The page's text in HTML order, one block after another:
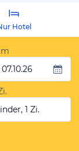
Hotel
1 Zi.